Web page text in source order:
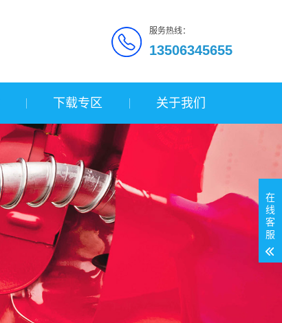
服务热线：
13506345655
下载专区 关于我们
在
线
客
服